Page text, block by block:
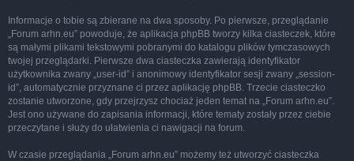
Informacje o tobie są zbierane na dwa sposoby. Po pierwsze, przeglądanie
„Forum arhn.eu” powoduje, że aplikacja phpBB tworzy kilka ciasteczek, które
są małymi plikami tekstowymi pobranymi do katalogu plików tymczasowych
twojej przeglądarki. Pierwsze dwa ciasteczka zawierają identyfikator
użytkownika zwany „user-id” i anonimowy identyfikator sesji zwany „session-
id”, automatycznie przyznane ci przez aplikację phpBB. Trzecie ciasteczko
zostanie utworzone, gdy przejrzysz chociaż jeden temat na „Forum arhn.eu”.
Jest ono używane do zapisania informacji, które tematy zostały przez ciebie
przeczytane i służy do ułatwienia ci nawigacji na forum.
W czasie przeglądania „Forum arhn.eu” możemy też utworzyć ciasteczka